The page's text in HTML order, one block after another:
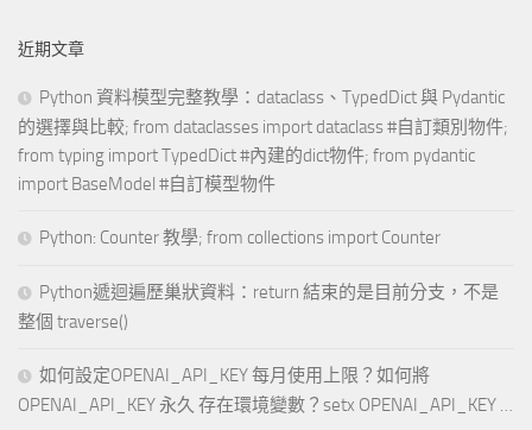
近期文章
Python 資料模型完整教學：dataclass、TypedDict 與 Pydantic
的選擇與比較; from dataclasses import dataclass #自訂類別物件;
from typing import TypedDict #內建的dict物件; from pydantic
import BaseModel #自訂模型物件
Python: Counter 教學; from collections import Counter
Python遞迴遍歷巢狀資料：return 結束的是目前分支，不是
整個 traverse()
如何設定OPENAI_API_KEY 每月使用上限？如何將
OPENAI_API_KEY 永久 存在環境變數？setx OPENAI_API_KEY …